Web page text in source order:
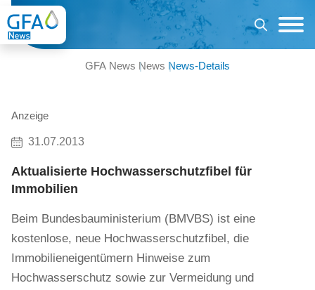
GFA News News News-Details
Anzeige
31.07.2013
Aktualisierte Hochwasserschutzfibel für
Immobilien
Beim Bundesbauministerium (BMVBS) ist eine
kostenlose, neue Hochwasserschutzfibel, die
Immobilieneigentümern Hinweise zum
Hochwasserschutz sowie zur Vermeidung und